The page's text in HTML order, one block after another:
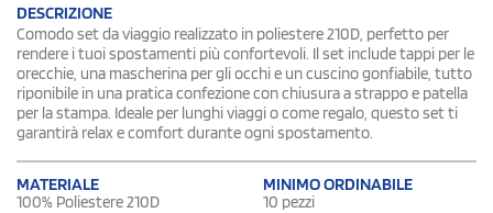
DESCRIZIONE
Comodo set da viaggio realizzato in poliestere 210D, perfetto per
rendere i tuoi spostamenti più confortevoli. Il set include tappi per le
orecchie, una mascherina per gli occhi e un cuscino gonfiabile, tutto
riponibile in una pratica confezione con chiusura a strappo e patella
per la stampa. Ideale per lunghi viaggi o come regalo, questo set ti
garantirà relax e comfort durante ogni spostamento.
MATERIALE
100% Poliestere 210D
MINIMO ORDINABILE
10 pezzi